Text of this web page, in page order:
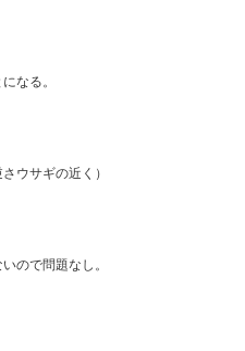
なる。
ウサギの近く）
ので問題なし。